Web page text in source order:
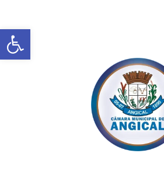
Abrir a barra de